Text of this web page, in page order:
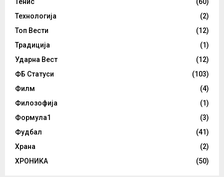
Технологија
(2)
Топ Вести
(12)
Традиција
(1)
Ударна Вест
(12)
ФБ Статуси
(103)
Филм
(4)
Филозофија
(1)
Формула1
(3)
Фудбал
(41)
Храна
(2)
ХРОНИКА
(50)